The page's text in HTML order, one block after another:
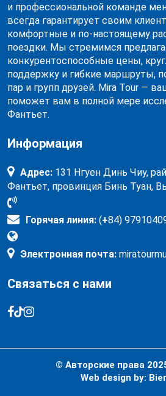
и профессиональной команде
всегда гарантирует своим
комфортные и по-настоящему
поездки. Мы стремимся
конкурентоспособные цены,
поддержку и гибкие маршруты,
пар и групп друзей. Mira Tour —
поможет вам в полной мере
Фантьет.
Информация
Адрес: 131 Нгуен Динь Чиу,
Фантьет, провинция Бинь Туан,
Горячая линия: (+84)
Электронная почта:
Связаться с нами
© Авторские права
Web design by: